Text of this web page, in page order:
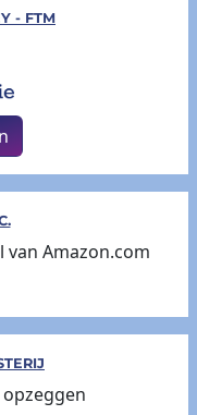
- FTM